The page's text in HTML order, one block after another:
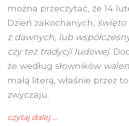
można przeczytać, że 14
Dzień zakochanych, święto
z dawnych, lub
czy też tradycji ludowej.
że według słowników
małą literą, właśnie przez
zwyczaju.
czytaj dalej…